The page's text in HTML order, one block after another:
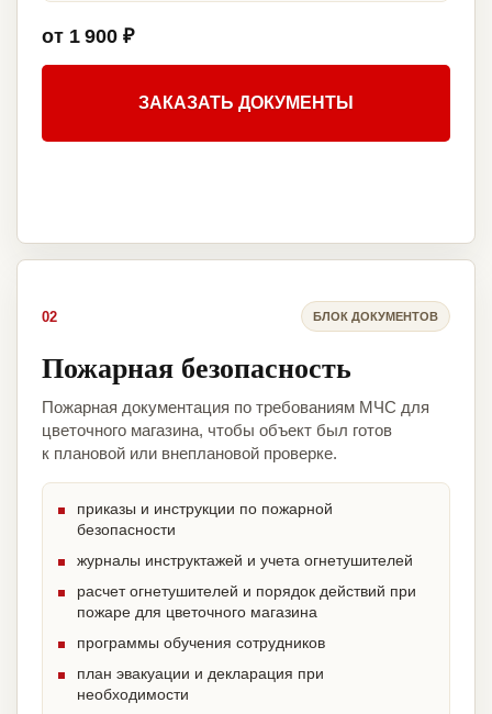
от 1 900 ₽
ЗАКАЗАТЬ ДОКУМЕНТЫ
02 БЛОК ДОКУМЕНТОВ
Пожарная безопасность
Пожарная документация по требованиям МЧС для
цветочного магазина, чтобы объект был готов
к плановой или внеплановой проверке.
приказы и инструкции по пожарной
безопасности
журналы инструктажей и учета огнетушителей
расчет огнетушителей и порядок действий при
пожаре для цветочного магазина
программы обучения сотрудников
план эвакуации и декларация при
необходимости